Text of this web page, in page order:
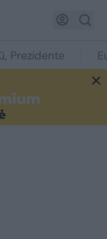
Prezidente